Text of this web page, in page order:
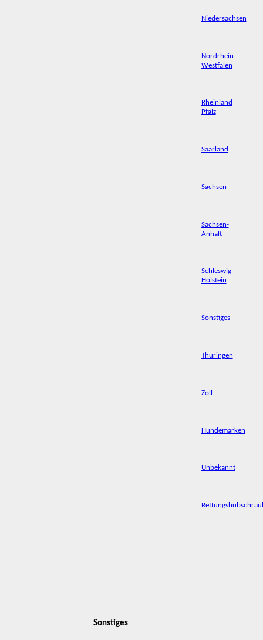
Niedersachsen
Nordrhein
Westfalen
Rheinland
Pfalz
Saarland
Sachsen
Sachsen-
Anhalt
Schleswig-
Holstein
Sonstiges
Thüringen
Zoll
Hundemarken
Unbekannt
Sonstiges